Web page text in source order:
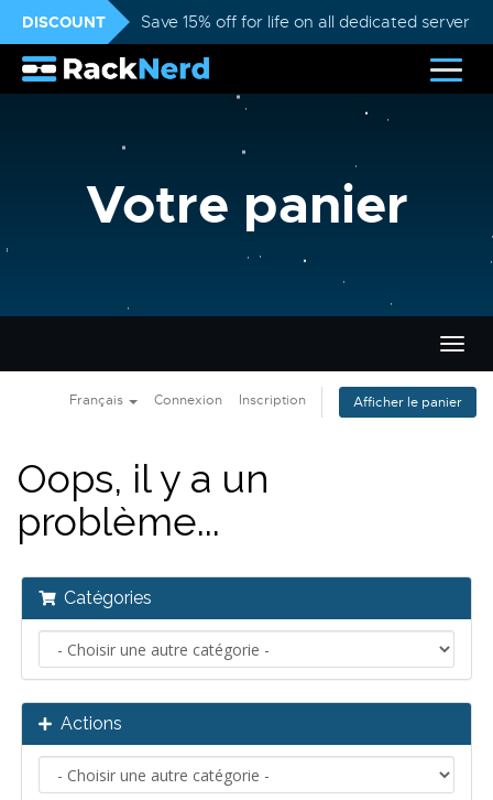
DISCOUNT Save 15% off for life on all dedicated servers
Votre panier
la
Français Connexion Inscription Afficher le panier
Oops, il y a un
problème...
Catégories
Actions